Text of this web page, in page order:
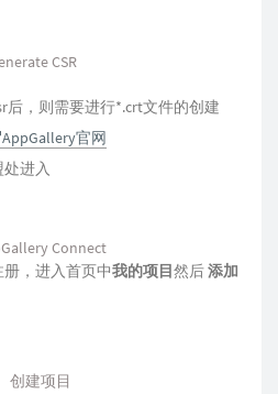
CSR
后，则需要进行*.crt文件的创建
AppGallery官网
进入
Connect
，进入首页中我的项目然后添加
创建项目